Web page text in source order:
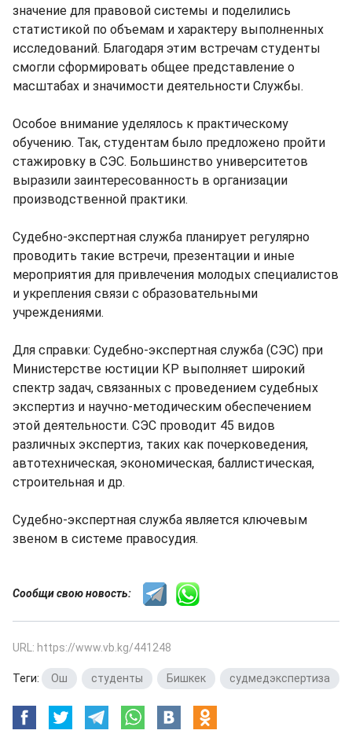
значение для правовой системы и поделились
статистикой по объемам и характеру выполненных
исследований. Благодаря этим встречам студенты
смогли сформировать общее представление о
масштабах и значимости деятельности Службы.
Особое внимание уделялось к практическому
обучению. Так, студентам было предложено пройти
стажировку в СЭС. Большинство университетов
выразили заинтересованность в организации
производственной практики.
Судебно-экспертная служба планирует регулярно
проводить такие встречи, презентации и иные
мероприятия для привлечения молодых специалистов
и укрепления связи с образовательными
учреждениями.
Для справки: Судебно-экспертная служба (СЭС) при
Министерстве юстиции КР выполняет широкий
спектр задач, связанных с проведением судебных
экспертиз и научно-методическим обеспечением
этой деятельности. СЭС проводит 45 видов
различных экспертиз, таких как почерковедения,
автотехническая, экономическая, баллистическая,
строительная и др.
Судебно-экспертная служба является ключевым
звеном в системе правосудия.
Сообщи свою новость:
URL: https://www.vb.kg/441248
Теги: Ош студенты Бишкек судмедэкспертиза